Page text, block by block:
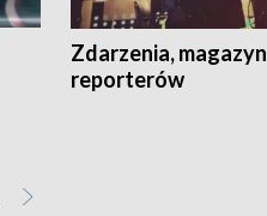
Zdarzenia, magazyn
reporterów